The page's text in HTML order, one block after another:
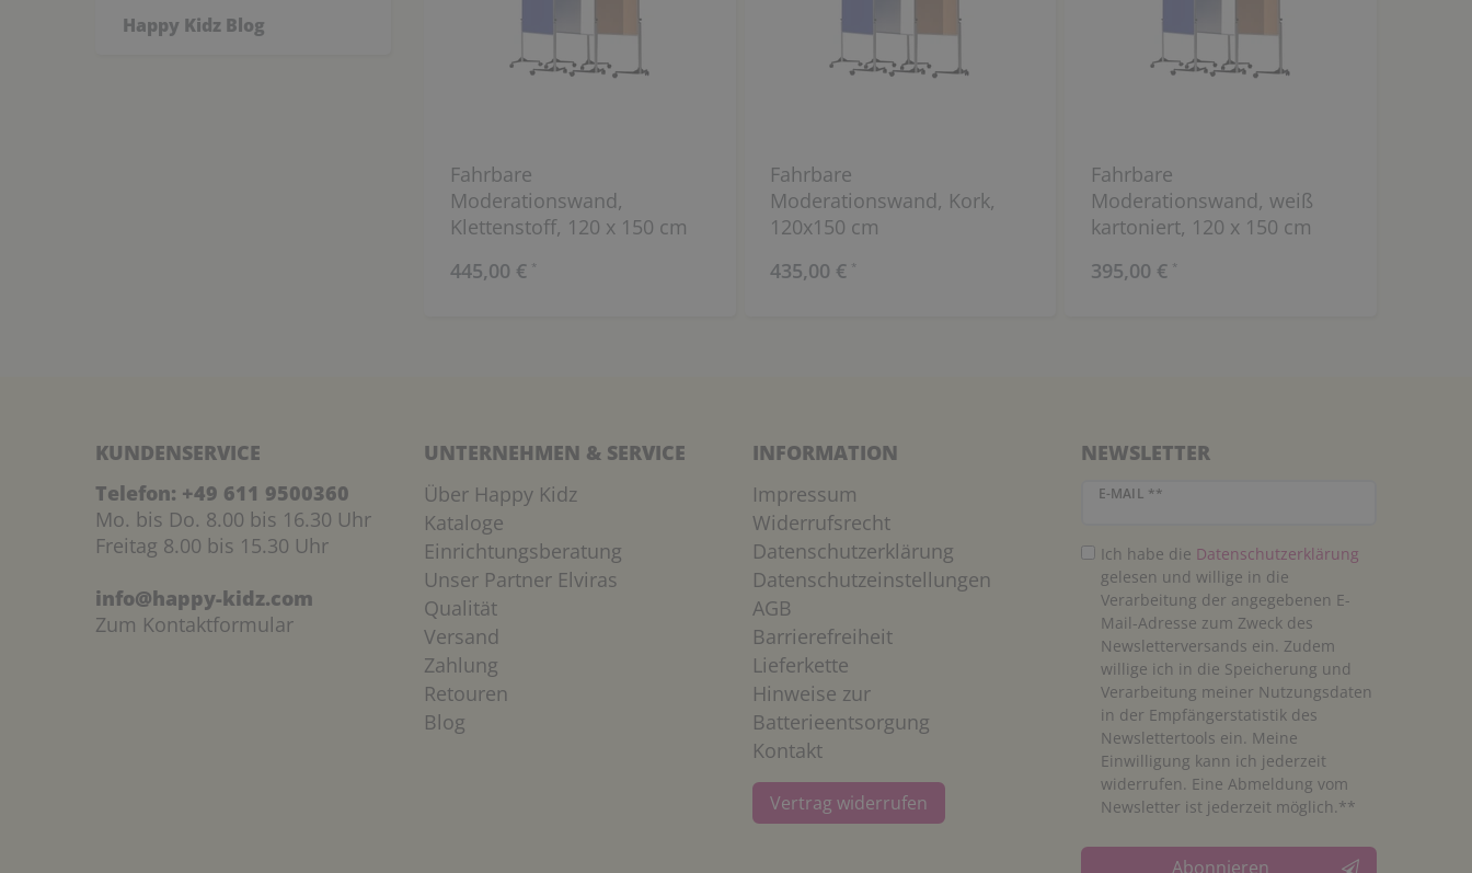
Happy Kidz Blog
Fahrbare
Moderationswand,
Klettenstoff, 120 x 150 cm
445,00 € *
Fahrbare
Moderationswand, Kork,
120x150 cm
435,00 € *
Fahrbare
Moderationswand, weiß
kartoniert, 120 x 150 cm
395,00 € *
KUNDENSERVICE
Telefon: +49 611 9500360
Mo. bis Do. 8.00 bis 16.30 Uhr
Freitag 8.00 bis 15.30 Uhr
info@happy-kidz.com
Zum Kontaktformular
UNTERNEHMEN & SERVICE
Über Happy Kidz
Kataloge
Einrichtungsberatung
Unser Partner Elviras
Qualität
Versand
Zahlung
Retouren
Blog
INFORMATION
Impressum
Widerrufsrecht
Datenschutzerklärung
Datenschutzeinstellungen
AGB
Barrierefreiheit
Lieferkette
Hinweise zur
Batterieentsorgung
Kontakt
Vertrag widerrufen
NEWSLETTER
E-MAIL **
Newsletter Honig
Ich habe die Daten­schutz­erklärung
gelesen und willige in die
Verarbeitung der angegebenen E-
Mail-Adresse zum Zweck des
Newsletterversands ein. Zudem
willige ich in die Speicherung und
Verarbeitung meiner Nutzungsdaten
in der Empfängerstatistik des
Newslettertools ein. Meine
Einwilligung kann ich jederzeit
widerrufen. Eine Abmeldung vom
Newsletter ist jederzeit möglich.**
Abonnieren